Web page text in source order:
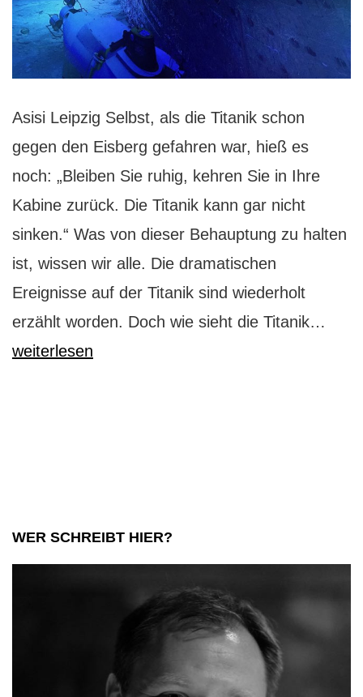
Asisi Leipzig Selbst, als die Titanik schon
gegen den Eisberg gefahren war, hieß es
noch: „Bleiben Sie ruhig, kehren Sie in Ihre
Kabine zurück. Die Titanik kann gar nicht
sinken.“ Was von dieser Behauptung zu halten
ist, wissen wir alle. Die dramatischen
Ereignisse auf der Titanik sind wiederholt
erzählt worden. Doch wie sieht die Titanik…
weiterlesen
WER SCHREIBT HIER?